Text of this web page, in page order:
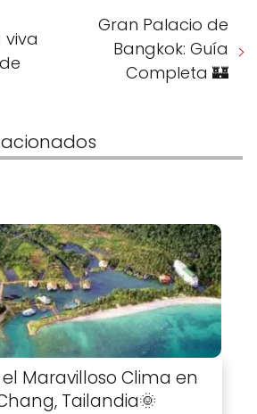
viva
Gran Palacio de
Bangkok: Guía
Completa 🏰
Maravilloso Clima en
Tailandia🌞